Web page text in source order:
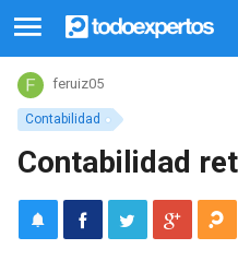
Contabilidad
feruiz05
Contabilidad